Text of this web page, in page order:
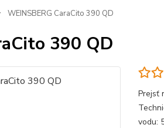
WEINSBERG CaraCito 390 QD
390 QD
Prejsť
vodu: